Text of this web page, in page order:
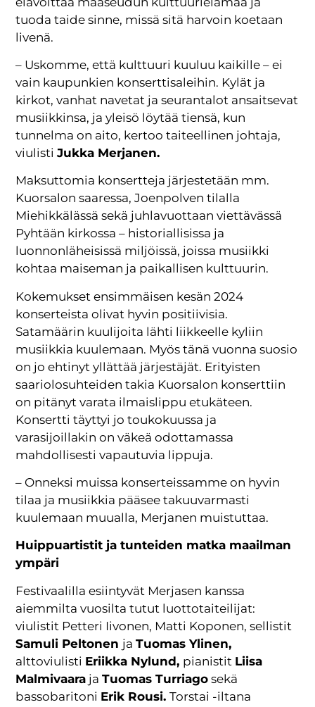
tuoda taide sinne, missä sitä harvoin koetaan
livenä.
– Uskomme, että kulttuuri kuuluu kaikille – ei
vain kaupunkien konserttisaleihin. Kylät ja
kirkot, vanhat navetat ja seurantalot ansaitsevat
musiikkinsa, ja yleisö löytää tiensä, kun
tunnelma on aito, kertoo taiteellinen johtaja,
viulistiJukka Merjanen.
Maksuttomia konsertteja järjestetään mm.
Kuorsalon saaressa, Joenpolven tilalla
Miehikkälässä sekä juhlavuottaan viettävässä
Pyhtään kirkossa – historiallisissa ja
luonnonläheisissä miljöissä, joissa musiikki
kohtaa maiseman ja paikallisen kulttuurin.
Kokemukset ensimmäisen kesän 2024
konserteista olivat hyvin positiivisia.
Satamäärin kuulijoita lähti liikkeelle kyliin
musiikkia kuulemaan. Myös tänä vuonna suosio
on jo ehtinyt yllättää järjestäjät. Erityisten
saariolosuhteiden takia Kuorsalon konserttiin
on pitänyt varata ilmaislippu etukäteen.
Konsertti täyttyi jo toukokuussa ja
varasijoillakin on väkeä odottamassa
mahdollisesti vapautuvia lippuja.
– Onneksi muissa konserteissamme on hyvin
tilaa ja musiikkia pääsee takuuvarmasti
kuulemaan muualla, Merjanen muistuttaa.
Huippuartistit ja tunteiden matka maailman
ympäri
Festivaalilla esiintyvät Merjasen kanssa
aiemmilta vuosilta tutut luottotaiteilijat:
viulistit Petteri Iivonen, Matti Koponen, sellistit
Samuli Peltonen jaTuomas Ylinen,
alttoviulisti Eriikka Nylund, pianistit Liisa
Malmivaara jaTuomas Turriago sekä
bassobaritoni Erik Rousi.Torstai -iltana